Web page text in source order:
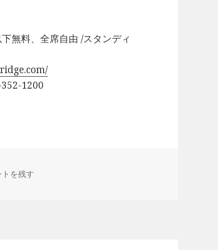
無料、全席自由 /スタンディ
1200
巡礼ツアー2017『まほう』九州ツアー に
トを残す